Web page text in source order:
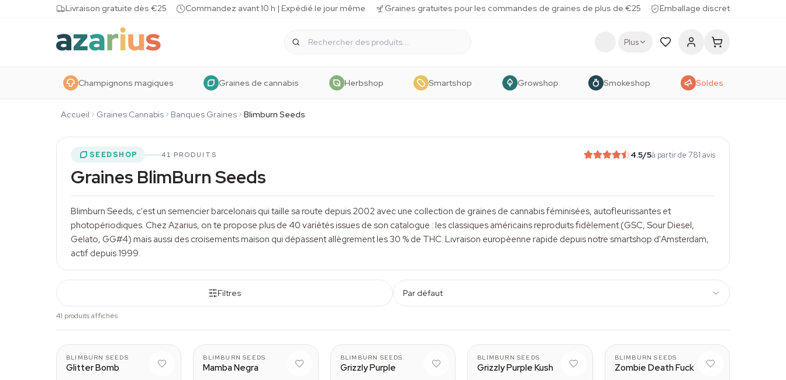
Skip to contentLivraison gratuite dès €25 Commandez avant 10 h | Expédié le jour même Graines gratuites pour les commandes de graines de plus de €25 Emballage discret
Plus
Champignons magiques Graines de cannabis Herbshop Smartshop Growshop Smokeshop Soldes
Accueil Graines Cannabis Banques Graines Blimburn Seeds
SEEDSHOP 41 PRODUITS 4.5/5à partir de 781 avis
Graines BlimBurn Seeds
Blimburn Seeds, c'est un semencier barcelonais qui taille sa route depuis 2002 avec une collection de graines de cannabisféminisées, autofleurissantes et
photopériodiques. Chez Azarius, on te propose plus de 40 variétés issues de son catalogue : les classiques américains reproduits fidèlement (GSC, Sour Diesel,
Gelato, GG#4) mais aussi des croisements maison qui dépassent allègrement les 30 % de THC. Livraison européenne rapide depuis notre smartshop d'Amsterdam,
actif depuis 1999.
Filtres Par défaut
41 produits affichés
BLIMBURN SEEDS
Glitter Bomb
BLIMBURN SEEDS
Mamba Negra
BLIMBURN SEEDS
Grizzly Purple
BLIMBURN SEEDS
Grizzly Purple Kush
BLIMBURN SEEDS
Zombie Death Fuck